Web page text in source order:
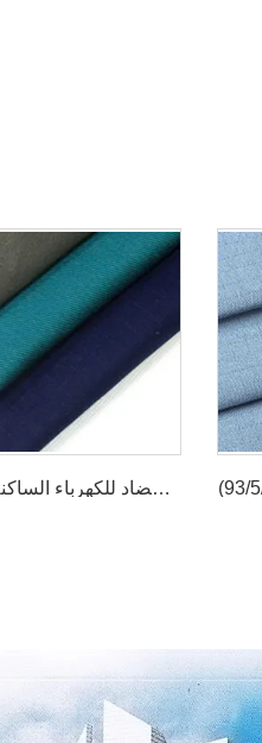
قماش تويل مقاوم للهب ومضاد للكهرباء الساكنة من الأراميد من الفئة IIIA بوزن 260 جرامًا للمتر المربع (93/5/2)